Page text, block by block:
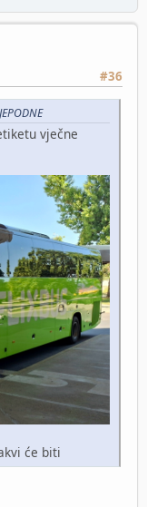
#36
vječne
će biti